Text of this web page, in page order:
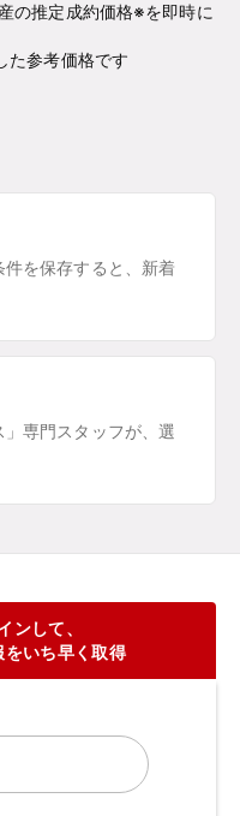
の推定成約価格※を即時に
た参考価格です
を保存すると、新着
専門スタッフが、選
ンして、
いち早く取得